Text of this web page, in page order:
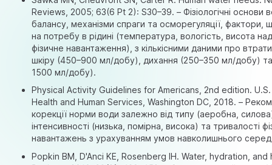
Reviews, 2005; 63(6 Pt 2): S30–39. – Фізіологічні основи
балансу, механізми спраги та осморегуляції, фактори,
на потребу в рідині (температура, вологість, висота
фізичне навантаження), з кількісними даними про
шкіру (450–900 мл/добу), дихання (250–350 мл/добу)
1500 мл/добу).
Physical Activity Guidelines for Americans, 2nd edition.
Health and Human Services, Washington DC, 2018. –
корекції норми води залежно від типу (аеробна,
інтенсивності (низька, помірна, висока) та тривалості
навантажень з урахуванням умов навколишнього
Popkin BM, D'Anci KE, Rosenberg IH. Water, hydration,